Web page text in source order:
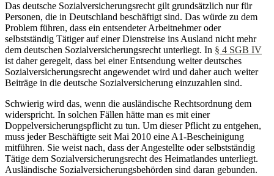
Das deutsche Sozialversicherungsrecht gilt grundsätzlich nur für
Personen, die in Deutschland beschäftigt sind. Das würde zu dem
Problem führen, dass ein entsendeter Arbeitnehmer oder
selbstständig Tätiger auf einer Dienstreise ins Ausland nicht mehr
dem deutschen Sozialversicherungsrecht unterliegt. In § 4 SGB IV
ist daher geregelt, dass bei einer Entsendung weiter deutsches
Sozialversicherungsrecht angewendet wird und daher auch weiter
Beiträge in die deutsche Sozialversicherung einzuzahlen sind.
Schwierig wird das, wenn die ausländische Rechtsordnung dem
widerspricht. In solchen Fällen hätte man es mit einer
Doppelversicherungspflicht zu tun. Um dieser Pflicht zu entgehen,
muss jeder Beschäftigte seit Mai 2010 eine A1-Bescheinigung
mitführen. Sie weist nach, dass der Angestellte oder selbstständig
Tätige dem Sozialversicherungsrecht des Heimatlandes unterliegt.
Ausländische Sozialversicherungsbehörden sind daran gebunden.